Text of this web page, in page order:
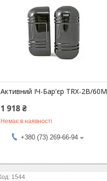
Активний ІЧ-Бар'єр TRX-2B/60M
1 918 ₴
Немає в наявності
+380 (73) 269-66-94
1544